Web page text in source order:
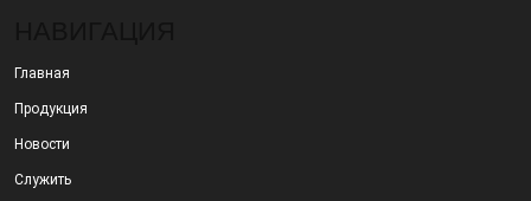
Главная
Продукция
Новости
Служить